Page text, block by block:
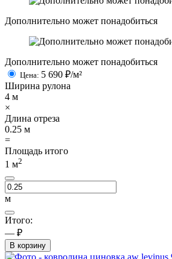
Дополнительно может понадобиться
Дополнительно может понадобиться
Цена: 5 690 ₽/м²
Ширина рулона
4 м
×
Длина отреза
0.25 м
=
Площадь итого
1 м2
м
Итого:
— ₽
В корзину